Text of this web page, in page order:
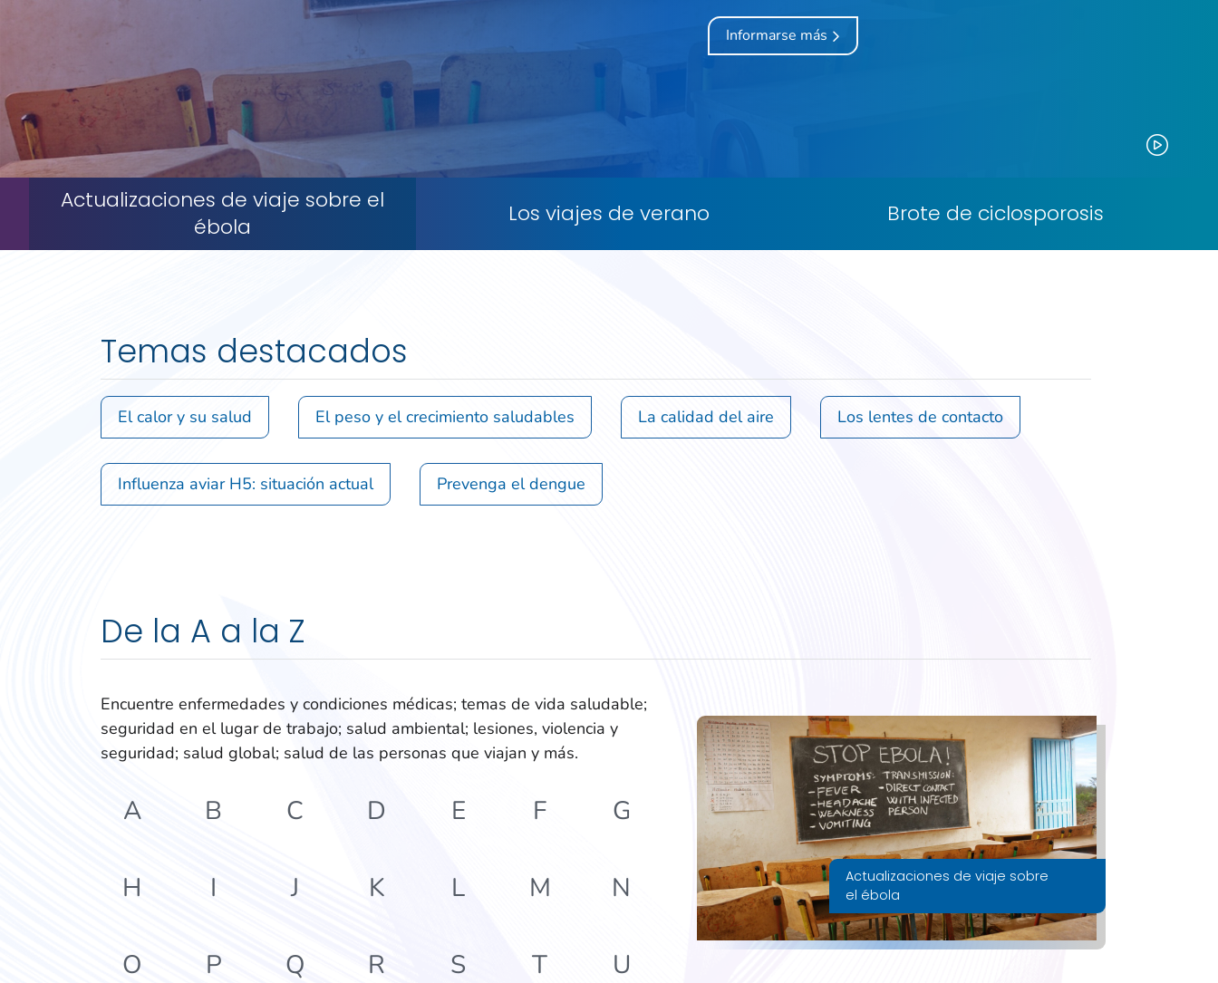
Informarse más
Actualizaciones de viaje sobre el
ébola
Los viajes de verano Brote de ciclosporosis
Temas destacados
El calor y su salud El peso y el crecimiento saludables La calidad del aire Los lentes de contacto
Influenza aviar H5: situación actual Prevenga el dengue
De la A a la Z
Encuentre enfermedades y condiciones médicas; temas de vida saludable;
seguridad en el lugar de trabajo; salud ambiental; lesiones, violencia y
seguridad; salud global; salud de las personas que viajan y más.
A B C D E F G
H I J K L M N
O P Q R S T U
Actualizaciones de viaje sobre
el ébola